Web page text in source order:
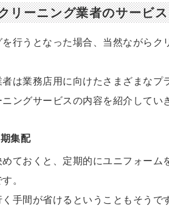
リーニング業者のサービス
行うとなった場合、当然ながらク
は業務店用に向けたさまざまなプ
ングサービスの内容を紹介してい
集配
ておくと、定期的にユニフォー
。
手間が省けるということもそう